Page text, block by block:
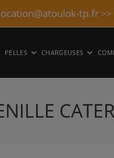
tp.fr>>
PELLES CHARGEUSES